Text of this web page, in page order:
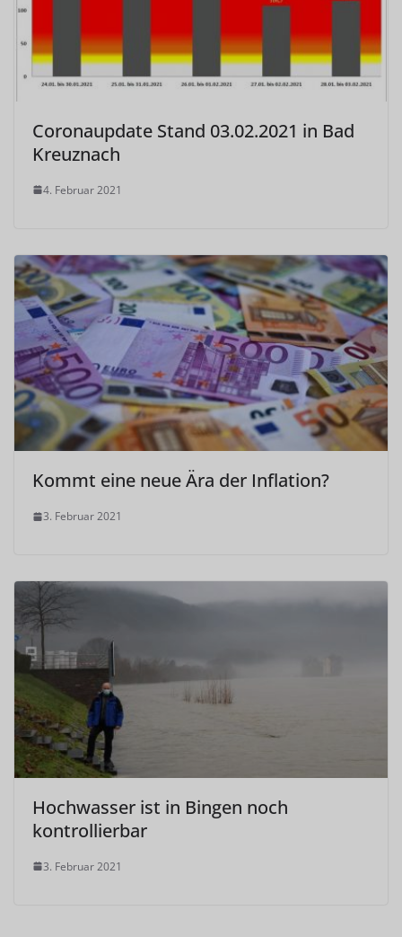
Coronaupdate Stand 03.02.2021 in Bad
Kreuznach
4. Februar 2021
Kommt eine neue Ära der Inflation?
3. Februar 2021
Hochwasser ist in Bingen noch
kontrollierbar
3. Februar 2021